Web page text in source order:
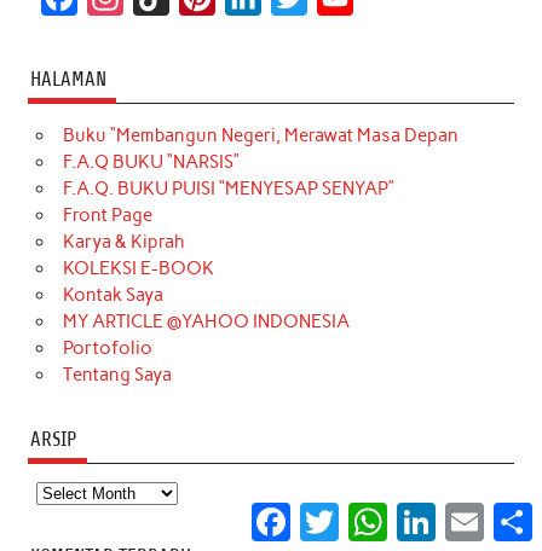
c
e
b
o
o
k
t
a
g
r
a
m
T
o
k
t
e
r
k
e
d
t
t
e
T
u
b
HALAMAN
Buku “Membangun Negeri, Merawat Masa Depan
F.A.Q BUKU “NARSIS”
F.A.Q. BUKU PUISI “MENYESAP SENYAP”
Front Page
Karya & Kiprah
KOLEKSI E-BOOK
Kontak Saya
MY ARTICLE @YAHOO INDONESIA
Portofolio
Tentang Saya
ARSIP
Arsip
Facebook
Twitter WhatsApp
LinkedInEmail